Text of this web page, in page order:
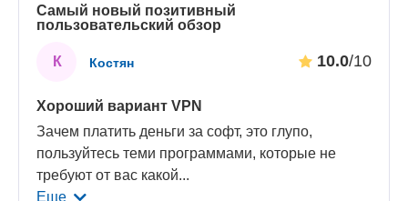
Самый новый позитивный
пользовательский обзор
К Костян 10.0/10
Хороший вариант VPN
Зачем платить деньги за софт, это глупо,
пользуйтесь теми программами, которые не
требуют от вас какой...
Еще